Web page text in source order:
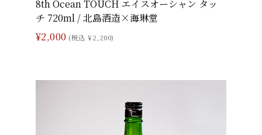
8th Ocean TOUCH エイスオーシャン タッ
チ 720ml / 北島酒造×海琳堂
¥2,000 (税込 ¥2,200)